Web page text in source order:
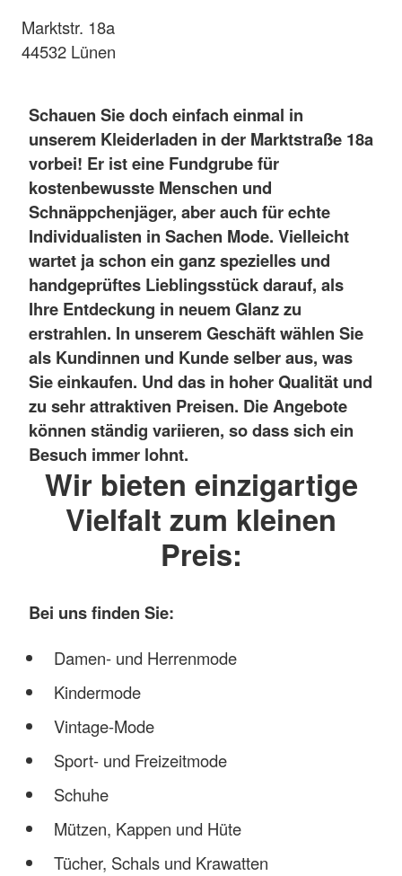
Marktstr. 18a
44532 Lünen
Schauen Sie doch einfach einmal in
unserem Kleiderladen in der Marktstraße 18a
vorbei! Er ist eine Fundgrube für
kostenbewusste Menschen und
Schnäppchenjäger, aber auch für echte
Individualisten in Sachen Mode. Vielleicht
wartet ja schon ein ganz spezielles und
handgeprüftes Lieblingsstück darauf, als
Ihre Entdeckung in neuem Glanz zu
erstrahlen. In unserem Geschäft wählen Sie
als Kundinnen und Kunde selber aus, was
Sie einkaufen. Und das in hoher Qualität und
zu sehr attraktiven Preisen. Die Angebote
können ständig variieren, so dass sich ein
Besuch immer lohnt.
Wir bieten einzigartige
Vielfalt zum kleinen
Preis:
Bei uns finden Sie:
Damen- und Herrenmode
Kindermode
Vintage-Mode
Sport- und Freizeitmode
Schuhe
Mützen, Kappen und Hüte
Tücher, Schals und Krawatten